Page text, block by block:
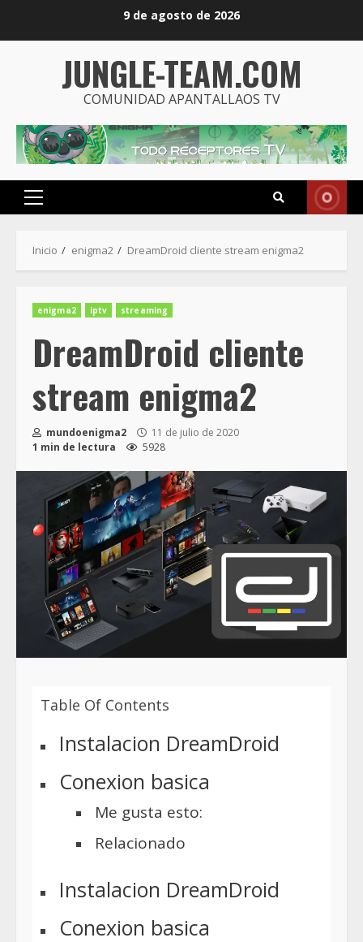
9 de agosto de 2026
JUNGLE-TEAM.COM
COMUNIDAD APANTALLAOS TV
Menú
Inicio enigma2 DreamDroid cliente stream enigma2
enigma2 iptv streaming
DreamDroid cliente
stream enigma2
mundoenigma2
11 de julio de 2020
1 min de lectura
5928
Table Of Contents
Instalacion DreamDroid
Conexion basica
Me gusta esto:
Relacionado
Instalacion DreamDroid
Conexion basica